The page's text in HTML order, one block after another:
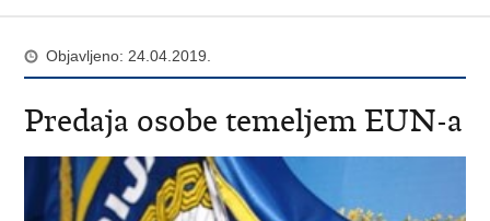
Objavljeno: 24.04.2019.
Predaja osobe temeljem EUN-a